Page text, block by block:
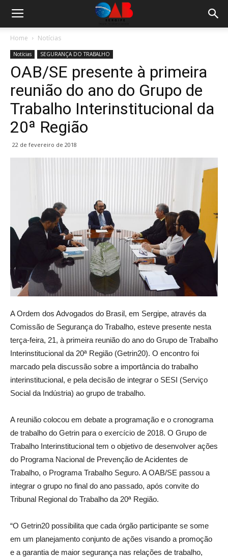
Home Notícias
Notícias SEGURANÇA DO TRABALHO
OAB/SE presente à primeira
reunião do ano do Grupo de
Trabalho Interinstitucional da
20ª Região
22 de fevereiro de 2018
A Ordem dos Advogados do Brasil, em Sergipe, através da
Comissão de Segurança do Trabalho, esteve presente nesta
terça-feira, 21, à primeira reunião do ano do Grupo de Trabalho
Interinstitucional da 20ª Região (Getrin20). O encontro foi
marcado pela discussão sobre a importância do trabalho
interinstitucional, e pela decisão de integrar o SESI (Serviço
Social da Indústria) ao grupo de trabalho.
A reunião colocou em debate a programação e o cronograma
de trabalho do Getrin para o exercício de 2018. O Grupo de
Trabalho Interinstitucional tem o objetivo de desenvolver ações
do Programa Nacional de Prevenção de Acidentes de
Trabalho, o Programa Trabalho Seguro. A OAB/SE passou a
integrar o grupo no final do ano passado, após convite do
Tribunal Regional do Trabalho da 20ª Região.
“O Getrin20 possibilita que cada órgão participante se some
em um planejamento conjunto de ações visando a promoção
e a garantia de maior segurança nas relações de trabalho,